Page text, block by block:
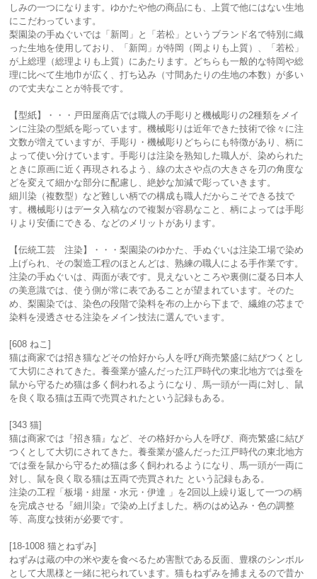
しみの一つになります。ゆかたや他の商品にも、上質で他にはない生地
にこだわっています。
梨園染の手ぬぐいでは「新岡」と「若松」というブランド名で特別に織
った生地を使用しており、「新岡」が特岡（岡よりも上質）、「若松」
が上総理（総理よりも上質）にあたります。どちらも一般的な特岡や総
理に比べて生地巾が広く、打ち込み（寸間あたりの生地の本数）が多い
ので丈夫なことが特長です。
【型紙】・・・戸田屋商店では職人の手彫りと機械彫りの2種類をメイ
ンに注染の型紙を彫っています。機械彫りは近年できた技術で徐々に注
文数が増えていますが、手彫り・機械彫りどちらにも特徴があり、柄に
よって使い分けています。手彫りは注染を熟知した職人が、染められた
ときに原画に近く再現されるよう、線の太さや点の大きさを刃の角度な
どを変えて細かな部分に配慮し、絶妙な加減で彫っていきます。
細川染（複数型）など難しい柄での構成も職人だからこそできる技で
す。機械彫りはデータ入稿なので複製が容易なこと、柄によっては手彫
りより安価にできる、などのメリットがあります。
【伝統工芸 注染】・・・梨園染のゆかた、手ぬぐいは注染工場で染め
上げられ、その製造工程のほとんどは、熟練の職人による手作業です。
注染の手ぬぐいは、両面が表です。見えないところや裏側に凝る日本人
の美意識では、使う側が常に表であることが望まれています。そのた
め、梨園染では、染色の段階で染料を布の上から下まで、繊維の芯まで
染料を浸透させる注染をメイン技法に選んでいます。
[608 ねこ]
猫は商家では招き猫などその恰好から人を呼び商売繁盛に結びつくとし
て大切にされてきた。養蚕業が盛んだった江戸時代の東北地方では蚕を
鼠から守るため猫は多く飼われるようになり、馬一頭が一両に対し、鼠
を良く取る猫は五両で売買されたという記録もある。
[343 猫]
猫は商家では『招き猫』など、その格好から人を呼び、商売繁盛に結び
つくとして大切にされてきた。養蚕業が盛んだった江戸時代の東北地方
では蚕を鼠から守るため猫は多く飼われるようになり、馬一頭が一両に
対し、鼠を良く取る猫は五両で売買された という記録もある。
注染の工程「板場・紺屋・水元・伊達 」を2回以上繰り返して一つの柄
を完成させる『細川染』で染め上げました。柄のはめ込み・色の調整
等、高度な技術が必要です。
[18-1008 猫とねずみ]
ねずみは蔵の中の米や麦を食べるため害獣である反面、豊穣のシンボル
として大黒様と一緒に祀られています。猫もねずみを捕まえるので昔か